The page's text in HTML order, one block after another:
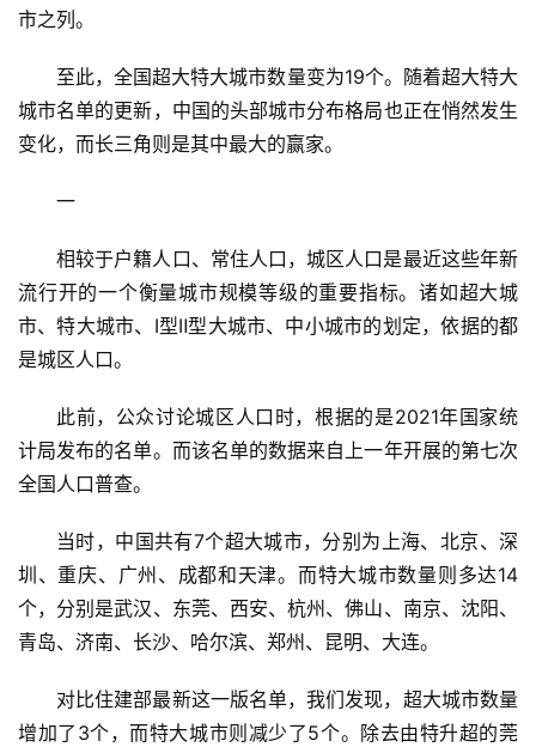
市之列。
至此，全国超大特大城市数量变为19个。随着超大特大
城市名单的更新，中国的头部城市分布格局也正在悄然发生
变化，而长三角则是其中最大的赢家。
一
相较于户籍人口、常住人口，城区人口是最近这些年新
流行开的一个衡量城市规模等级的重要指标。诸如超大城
市、特大城市、Ⅰ型Ⅱ型大城市、中小城市的划定，依据的都
是城区人口。
此前，公众讨论城区人口时，根据的是2021年国家统
计局发布的名单。而该名单的数据来自上一年开展的第七次
全国人口普查。
当时，中国共有7个超大城市，分别为上海、北京、深
圳、重庆、广州、成都和天津。而特大城市数量则多达14
个，分别是武汉、东莞、西安、杭州、佛山、南京、沈阳、
青岛、济南、长沙、哈尔滨、郑州、昆明、大连。
对比住建部最新这一版名单，我们发现，超大城市数量
增加了3个，而特大城市则减少了5个。除去由特升超的莞